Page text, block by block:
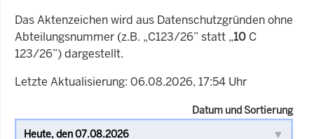
Das Aktenzeichen wird aus Datenschutzgründen ohne
Abteilungsnummer (z.B. „C123/26” statt „10 C
123/26”) dargestellt.
Letzte Aktualisierung: 06.08.2026, 17:54 Uhr
Datum und Sortierung